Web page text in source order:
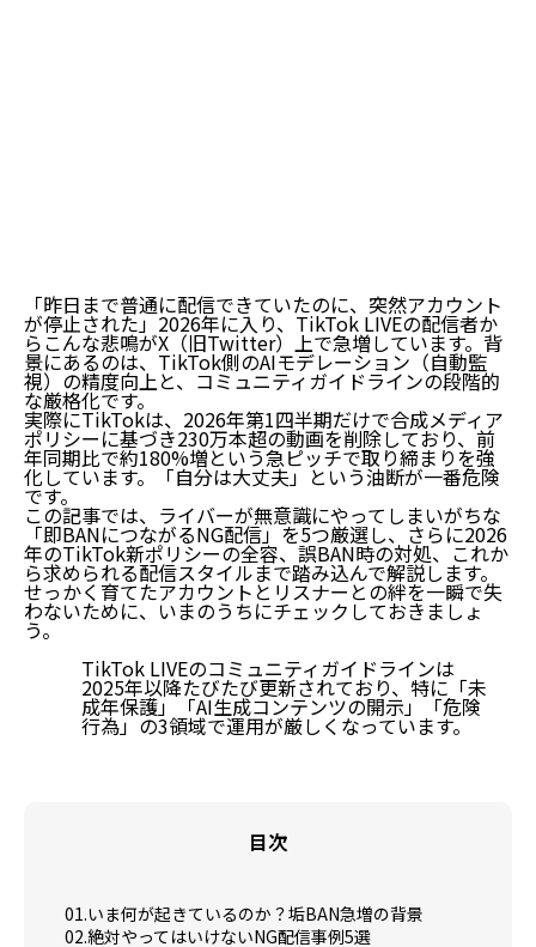
「昨日まで普通に配信できていたのに、突然アカウント
が停止された」――2026年に入り、TikTok LIVEの配信者か
らこんな悲鳴がX（旧Twitter）上で急増しています。背
景にあるのは、TikTok側のAIモデレーション（自動監
視）の精度向上と、コミュニティガイドラインの段階的
な厳格化です。
実際にTikTokは、 2026年第1四半期だけで合成メディア
ポリシーに基づき230万本超の動画を削除しており、前
年同期比で約180%増という急ピッチで取り締まりを強
化しています。「自分は大丈夫」という油断が一番危険
です。
この記事では、ライバーが無意識にやってしまいがちな
「即BANにつながるNG配信」を5つ厳選し、さらに2026
年のTikTok新ポリシーの全容、誤BAN時の対処、これか
ら求められる配信スタイルまで踏み込んで解説します。
せっかく育てたアカウントとリスナーとの絆を一瞬で失
わないために、いまのうちにチェックしておきましょ
う。
TikTok LIVEのコミュニティガイドラインは
2025年以降たびたび更新されており、特に「未
成年保護」「AI生成コンテンツの開示」「危険
行為」の3領域で運用が厳しくなっています。
目次
01.いま何が起きているのか？垢BAN急増の背景
02.絶対やってはいけないNG配信事例5選